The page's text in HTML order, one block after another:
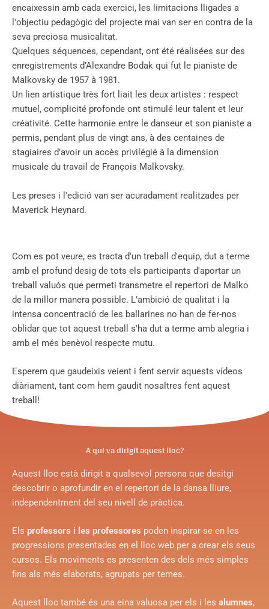
encaixessin amb cada exercici, les limitacions lligades a
l'objectiu pedagògic del projecte mai van ser en contra de la
seva preciosa musicalitat.
Quelques séquences, cependant, ont été réalisées sur des
enregistrements d’Alexandre Bodak qui fut le pianiste de
Malkovsky de 1957 à 1981.
Un lien artistique très fort liait les deux artistes : respect
mutuel, complicité profonde ont stimulé leur talent et leur
créativité. Cette harmonie entre le danseur et son pianiste a
permis, pendant plus de vingt ans, à des centaines de
stagiaires d’avoir un accès privilégié à la dimension
musicale du travail de François Malkovsky.
Les preses i l'edició van ser acuradament realitzades per
Maverick Heynard.
Com es pot veure, es tracta d'un treball d'equip, dut a terme
amb el profund desig de tots els participants d'aportar un
treball valuós que permeti transmetre el repertori de Malko
de la millor manera possible. L'ambició de qualitat i la
intensa concentració de les ballarines no han de fer-nos
oblidar que tot aquest treball s'ha dut a terme amb alegria i
amb el més benèvol respecte mutu.
Esperem que gaudeixis veient i fent servir aquests vídeos
diàriament, tant com hem gaudit nosaltres fent aquest
treball!
A qui va dirigit aquest lloc?
Aquest lloc està dirigit a qualsevol persona que desitgi
descobrir o aprofundir en el repertori de la dansa lliure,
independentment del seu nivell de pràctica.
Els professors i les professores poden inspirar-se en les
progressions presentades en el lloc web per a crear els seus
cursos. Els moviments es presenten des dels més simples
fins als més elaborats, agrupats per temes.
Aquest lloc també és una eina valuosa per els i les alumnes,